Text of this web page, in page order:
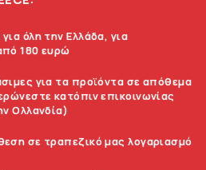
όλη την Ελλάδα, για
180 ευρώ
για τα προϊόντα σε απόθεμα
κατόπιν επικοινωνίας
Ολλανδία)
σε τραπεζικό μας λογαριασμό